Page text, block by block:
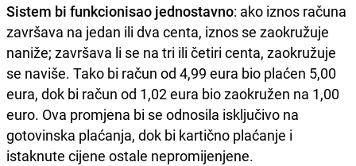
Sistem bi funkcionisao jednostavno: ako iznos računa
završava na jedan ili dva centa, iznos se zaokružuje
naniže; završava li se na tri ili četiri centa, zaokružuje
se naviše. Tako bi račun od 4,99 eura bio plaćen 5,00
eura, dok bi račun od 1,02 eura bio zaokružen na 1,00
euro. Ova promjena bi se odnosila isključivo na
gotovinska plaćanja, dok bi kartično plaćanje i
istaknute cijene ostale nepromijenjene.